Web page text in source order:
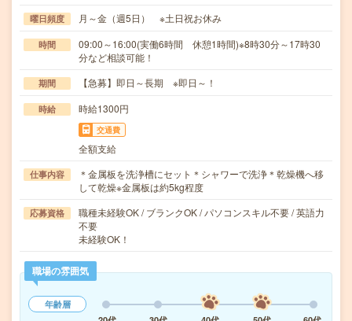
曜日頻度 月～金（週5日） ※土日祝お休み
時間
09:00～16:00(実働6時間 休憩1時間)※8時30分～17時30
分など相談可能！
期間 【急募】即日～長期 ※即日～！
時給 時給1300円
交通費
全額支給
仕事内容
＊金属板を洗浄槽にセット＊シャワーで洗浄＊乾燥機へ移
して乾燥※金属板は約5kg程度
応募資格
職種未経験OK / ブランクOK / パソコンスキル不要 / 英語力
不要
未経験OK！
職場の雰囲気
年齢層